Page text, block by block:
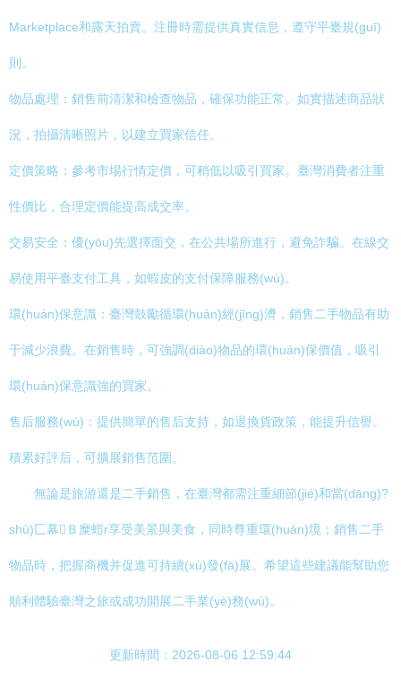
Marketplace和露天拍賣。注冊時需提供真實信息，遵守平臺規(guī)
則。
物品處理：銷售前清潔和檢查物品，確保功能正常。如實描述商品狀
況，拍攝清晰照片，以建立買家信任。
定價策略：參考市場行情定價，可稍低以吸引買家。臺灣消費者注重
性價比，合理定價能提高成交率。
交易安全：優(yōu)先選擇面交，在公共場所進行，避免詐騙。在線交
易使用平臺支付工具，如蝦皮的支付保障服務(wù)。
環(huán)保意識：臺灣鼓勵循環(huán)經(jīng)濟，銷售二手物品有助
于減少浪費。在銷售時，可強調(diào)物品的環(huán)保價值，吸引
環(huán)保意識強的買家。
售后服務(wù)：提供簡單的售后支持，如退換貨政策，能提升信譽。
積累好評后，可擴展銷售范圍。
無論是旅游還是二手銷售，在臺灣都需注重細節(jié)和當(dāng)?
shù)匚幕Ｂ糜螘r享受美景與美食，同時尊重環(huán)境；銷售二手
物品時，把握商機并促進可持續(xù)發(fā)展。希望這些建議能幫助您
順利體驗臺灣之旅或成功開展二手業(yè)務(wù)。
更新時間：2026-08-06 12:59:44